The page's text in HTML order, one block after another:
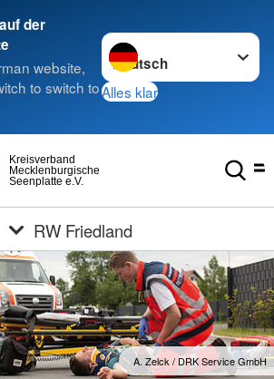
der
website,
to switch to
Sprache wechseln zu
Alles klar
Seenplatte e.V.
Mecklenburgische
Kreisverband
RW Friedland
A. Zelck / DRK Service GmbH